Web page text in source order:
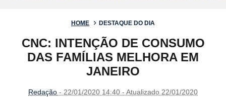
HOME DESTAQUE DO DIA
CNC: INTENÇÃO DE CONSUMO
DAS FAMÍLIAS MELHORA EM
JANEIRO
Redação - 22/01/2020 14:40 - Atualizado 22/01/2020